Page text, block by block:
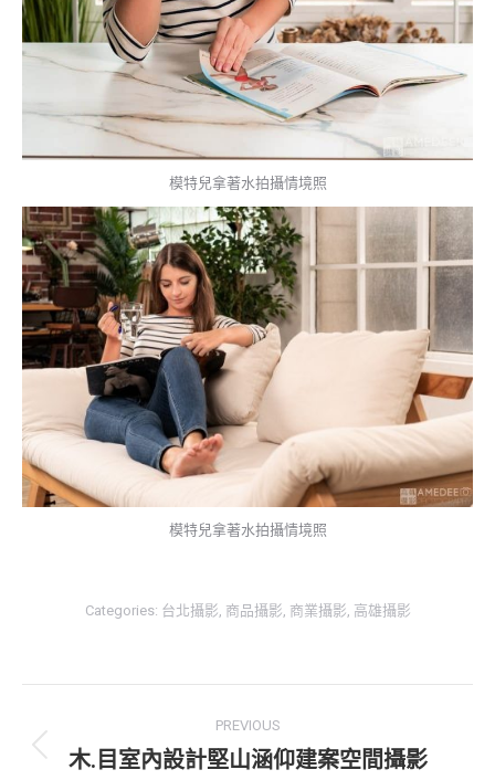
模特兒拿著水拍攝情境照
模特兒拿著水拍攝情境照
Categories: 台北攝影, 商品攝影, 商業攝影, 高雄攝影
navigation
PREVIOUS
Previous
木.目室內設計堅山涵仰建案空間攝影